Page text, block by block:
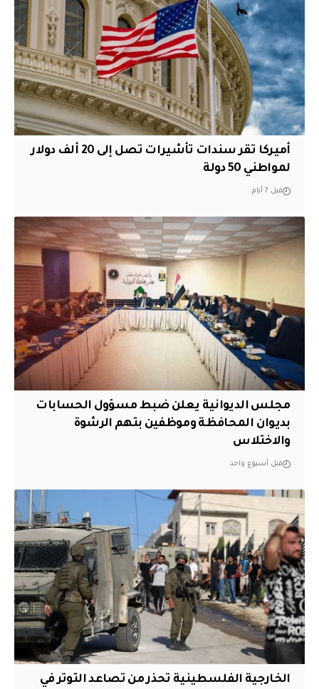
أميركا تقر سندات تأشيرات تصل إلى 20 ألف دولار
لمواطني 50 دولة
قبل 7 أيام
مجلس الديوانية يعلن ضبط مسؤول الحسابات
بديوان المحافظة وموظفين بتهم الرشوة
والاختلاس
قبل أسبوع واحد
الخارجية الفلسطينية تحذر من تصاعد التوتر في